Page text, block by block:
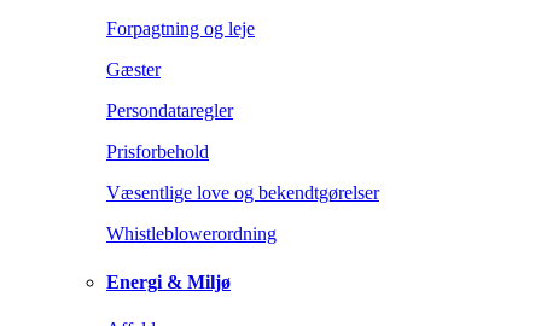
Forpagtning og leje
Gæster
Persondataregler
Prisforbehold
Væsentlige love og bekendtgørelser
Whistleblowerordning
Energi & Miljø